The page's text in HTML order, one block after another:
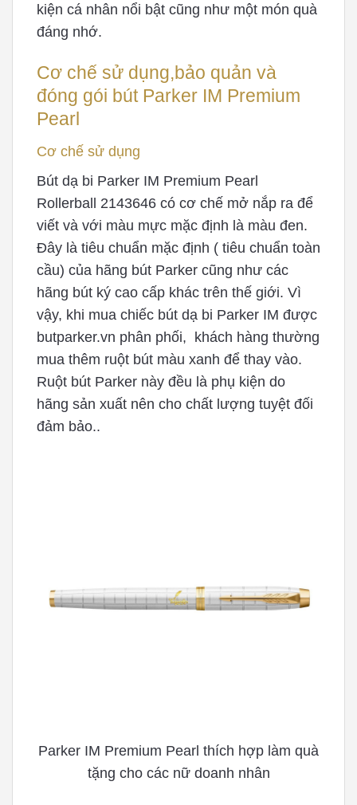
kiện cá nhân nổi bật cũng như một món quà
đáng nhớ.
Cơ chế sử dụng,bảo quản và
đóng gói bút Parker IM Premium
Pearl
Cơ chế sử dụng
Bút dạ bi Parker IM Premium Pearl
Rollerball 2143646 có cơ chế mở nắp ra để
viết và với màu mực mặc định là màu đen.
Đây là tiêu chuẩn mặc định ( tiêu chuẩn toàn
cầu) của hãng bút Parker cũng như các
hãng bút ký cao cấp khác trên thế giới. Vì
vậy, khi mua chiếc bút dạ bi Parker IM được
butparker.vn phân phối, khách hàng thường
mua thêm ruột bút màu xanh để thay vào.
Ruột bút Parker này đều là phụ kiện do
hãng sản xuất nên cho chất lượng tuyệt đối
đảm bảo..
Parker IM Premium Pearl thích hợp làm quà
tặng cho các nữ doanh nhân